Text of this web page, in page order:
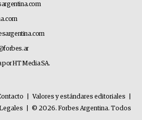
HT Media SA.
Valores y estándares editoriales
© 2026. Forbes Argentina. Todos